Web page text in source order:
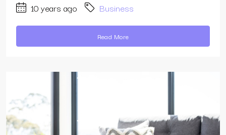
10 years ago Business
Read More